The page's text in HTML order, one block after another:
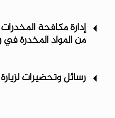
إدارة مكافحة
من المواد المخدرة
رسائل وتحضيرات